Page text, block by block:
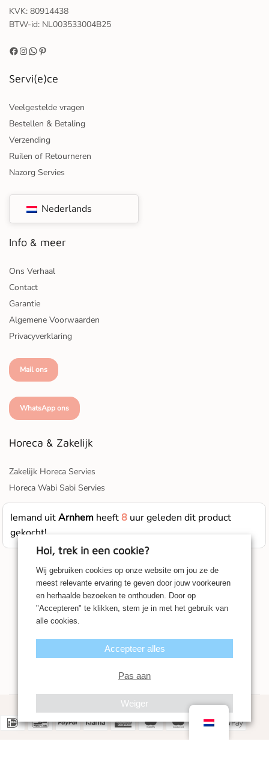
Iemand uitArnhem heeft8 uur geleden dit product
gekocht!
KVK: 80914438
BTW-id: NL003533004B25
Servi(e)ce
Veelgestelde vragen
Bestellen & Betaling
Verzending
Ruilen of Retourneren
Nazorg Servies
Nederlands
Info & meer
Ons Verhaal
Contact
Garantie
Algemene Voorwaarden
Privacyverklaring
Mail ons
WhatsApp ons
Horeca & Zakelijk
Zakelijk Horeca Servies
Horeca Wabi Sabi Servies
© 2026 - UNRO
Hoi, trek in een cookie?
Wij gebruiken cookies op onze website om jou ze de
meest relevante ervaring te geven door jouw voorkeuren
en herhaalde bezoeken te onthouden. Door op
"Accepteren" te klikken, stem je in met het gebruik van
alle cookies.
Pas aan
Weiger
Accepteer alles